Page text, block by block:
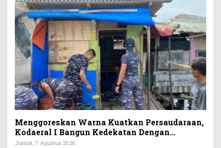
Menggoreskan Warna Kuatkan Persaudaraan,
Kodaeral I Bangun Kedekatan Dengan
Masyarakat Pesisir
Jumat, 7 Agustus 2026